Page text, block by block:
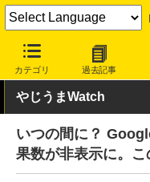
カテゴリ 過去記事
INTERNET Watch サービ
やじうまWatch
いつの間に？
果数が非表示に。